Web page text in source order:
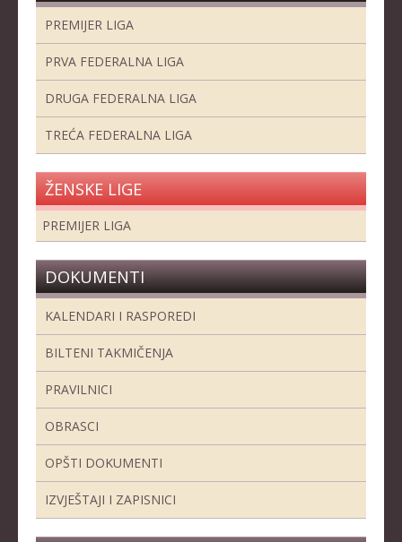
KLUBOVI
KONTAKT
LINKOVI
PREMIJER LIGA
PRVA FEDERALNA LIGA
DRUGA FEDERALNA LIGA
TREĆA FEDERALNA LIGA
ŽENSKE LIGE
PREMIJER LIGA
DOKUMENTI
KALENDARI I RASPOREDI
BILTENI TAKMIČENJA
PRAVILNICI
OBRASCI
OPŠTI DOKUMENTI
IZVJEŠTAJI I ZAPISNICI